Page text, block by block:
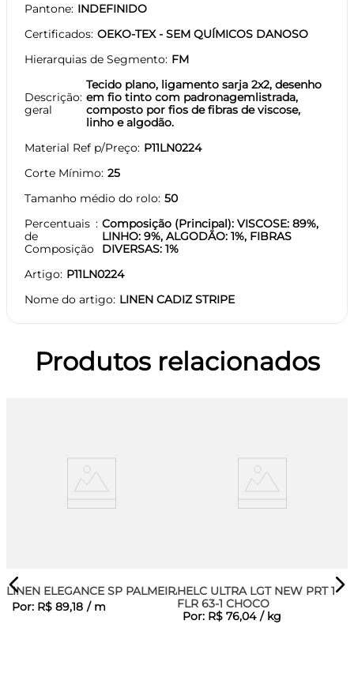
Pantone INDEFINIDO
Certificados OEKO-TEX - SEM QUÍMICOS DANOSO
Hierarquias de Segmento FM
Descrição
geral
Tecido plano, ligamento sarja 2x2, desenho
em fio tinto com padronagemlistrada,
composto por fios de fibras de viscose,
linho e algodão.
Material Ref p/Preço P11LN0224
Corte Mínimo 25
Tamanho médio do rolo 50
Percentuais
de
Composição
Composição (Principal): VISCOSE: 89%,
LINHO: 9%, ALGODÃO: 1%, FIBRAS
DIVERSAS: 1%
Artigo P11LN0224
Nome do artigo LINEN CADIZ STRIPE
Produtos relacionados
LINEN ELEGANCE SP PALMEIRA
Por: R$ 89,18 / m
HELC ULTRA LGT NEW PRT 1
FLR 63-1 CHOCO
Por: R$ 76,04 / kg